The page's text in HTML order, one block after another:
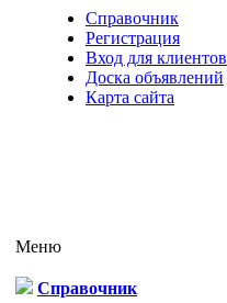
Справочник
Регистрация
Вход для клиентов
Доска объявлений
Карта сайта
Меню
Справочник